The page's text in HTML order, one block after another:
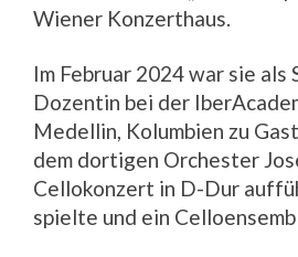
Wiener Konzerthaus.
Im Februar 2024 war sie als
Dozentin bei der
Medellin, Kolumbien zu
dem dortigen Orchester
Cellokonzert in D-Dur
spielte und ein